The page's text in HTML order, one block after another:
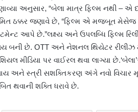
અનુસાર, “બેલા માત્ર ફિલ્મ નથી – એ
ઠક્કર જણાવે છે, “ફિલ્મ એ મજબૂત મેસેજ
આપે છે.”લક્ષ્ય અને ઉપલબ્ધિ ફિલ્મ
બની છે. OTT અને નેશનલ થિયેટર
મીડિયા પર વાઈરલ થવા લાગ્યા
અને સ્ત્રી સશક્તિકરણ અંગે નવો વિચાર
થવાની શક્તિ ધરાવે છે.